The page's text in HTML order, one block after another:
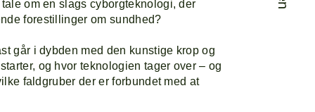
om en slags cyborgteknologi, der
forestillinger om sundhed?
går i dybden med den kunstige krop og
og hvor teknologien tager over – og
faldgruber der er forbundet med at